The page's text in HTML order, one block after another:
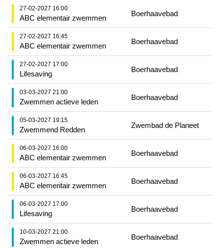
27-02-2027 16:00
ABC elementair zwemmen
Boerhaavebad
27-02-2027 16:45
ABC elementair zwemmen
Boerhaavebad
27-02-2027 17:00
Lifesaving
Boerhaavebad
03-03-2027 21:00
Zwemmen actieve leden
Boerhaavebad
05-03-2027 19:15
Zwemmend Redden
Zwembad de Planeet
06-03-2027 16:00
ABC elementair zwemmen
Boerhaavebad
06-03-2027 16:45
ABC elementair zwemmen
Boerhaavebad
06-03-2027 17:00
Lifesaving
Boerhaavebad
10-03-2027 21:00
Zwemmen actieve leden
Boerhaavebad